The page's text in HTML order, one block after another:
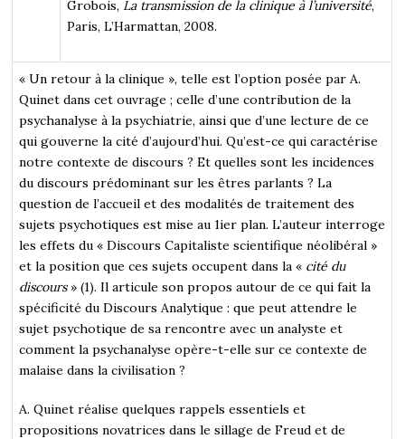
Grobois, La transmission de la clinique à l’université,
Paris, L’Harmattan, 2008.
« Un retour à la clinique », telle est l’option posée par A.
Quinet dans cet ouvrage ; celle d’une contribution de la
psychanalyse à la psychiatrie, ainsi que d’une lecture de ce
qui gouverne la cité d’aujourd’hui. Qu’est-ce qui caractérise
notre contexte de discours ? Et quelles sont les incidences
du discours prédominant sur les êtres parlants ? La
question de l’accueil et des modalités de traitement des
sujets psychotiques est mise au 1ier plan. L’auteur interroge
les effets du « Discours Capitaliste scientifique néolibéral »
et la position que ces sujets occupent dans la « cité du
discours » (1). Il articule son propos autour de ce qui fait la
spécificité du Discours Analytique : que peut attendre le
sujet psychotique de sa rencontre avec un analyste et
comment la psychanalyse opère-t-elle sur ce contexte de
malaise dans la civilisation ?
A. Quinet réalise quelques rappels essentiels et
propositions novatrices dans le sillage de Freud et de